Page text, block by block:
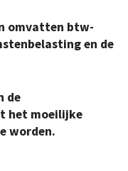
omvatten btw-
en de
de
het moeilijke
worden.